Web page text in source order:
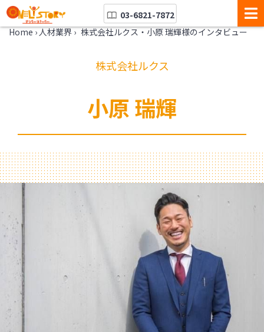
03-6821-7872
Home › 人材業界 › 株式会社ルクス・小原 瑞輝様のインタビュー
株式会社ルクス
小原 瑞輝